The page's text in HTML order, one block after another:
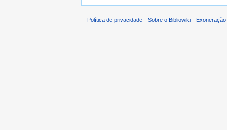
Política de privacidade Sobre o Bibliowiki